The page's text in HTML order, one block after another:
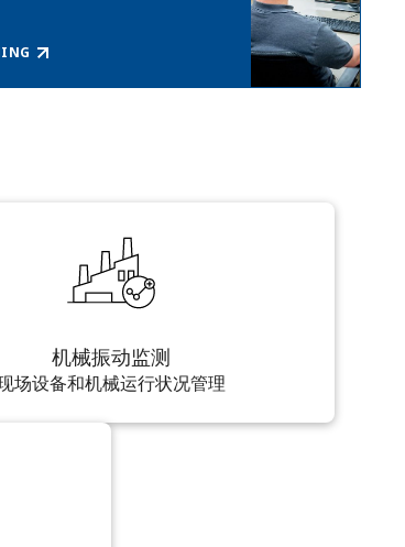
机械振动监测
场设备和机械运行状况管理